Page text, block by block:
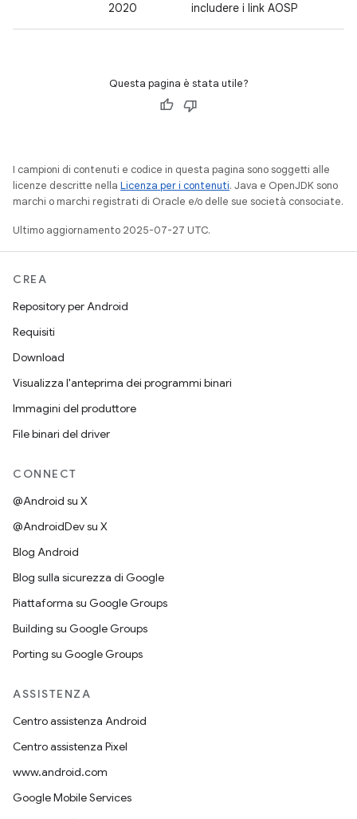
2020
includere i link AOSP
Questa pagina è stata utile?
I campioni di contenuti e codice in questa pagina sono soggetti alle
licenze descritte nella Licenza per i contenuti. Java e OpenJDK sono
marchi o marchi registrati di Oracle e/o delle sue società consociate.
Ultimo aggiornamento 2025-07-27 UTC.
CREA
Repository per Android
Requisiti
Download
Visualizza l'anteprima dei programmi binari
Immagini del produttore
File binari del driver
CONNECT
@Android su X
@AndroidDev su X
Blog Android
Blog sulla sicurezza di Google
Piattaforma su Google Groups
Building su Google Groups
Porting su Google Groups
ASSISTENZA
Centro assistenza Android
Centro assistenza Pixel
www.android.com
Google Mobile Services